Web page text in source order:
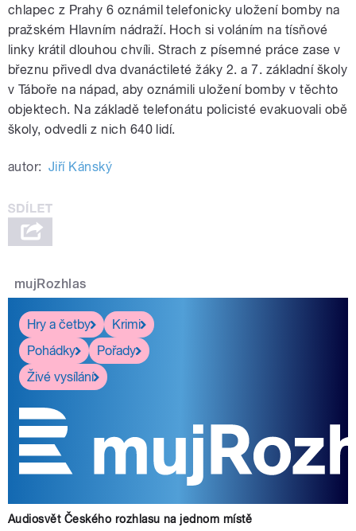
chlapec z Prahy 6 oznámil telefonicky uložení bomby na
pražském Hlavním nádraží. Hoch si voláním na tísňové
linky krátil dlouhou chvíli. Strach z písemné práce zase v
březnu přivedl dva dvanáctileté žáky 2. a 7. základní školy
v Táboře na nápad, aby oznámili uložení bomby v těchto
objektech. Na základě telefonátu policisté evakuovali obě
školy, odvedli z nich 640 lidí.
autor: Jiří Kánský
mujRozhlas
Hry a četby
Krimi
Pohádky
Pořady
Živé vysílání
Audiosvět Českého rozhlasu na jednom místě